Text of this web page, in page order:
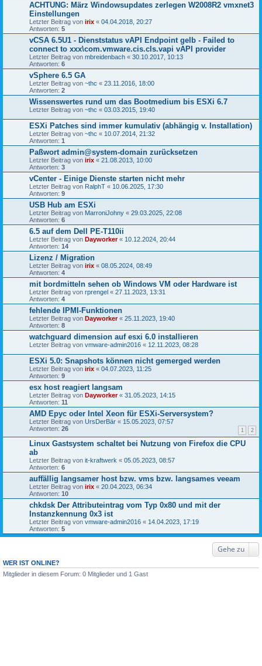
ACHTUNG: März Windowsupdates zerlegen W2008R2 vmxnet3
Einstellungen
Letzter Beitrag von irix « 04.04.2018, 20:27
Antworten: 5
vCSA 6.5U1 - Dienststatus vAPI Endpoint gelb - Failed to
connect to xxx\com.vmware.cis.cls.vapi vAPI provider
Letzter Beitrag von mbreidenbach « 30.10.2017, 10:13
Antworten: 6
vSphere 6.5 GA
Letzter Beitrag von ~thc « 23.11.2016, 18:00
Antworten: 2
Wissenswertes rund um das Bootmedium bis ESXi 6.7
Letzter Beitrag von ~thc « 03.03.2015, 19:40
ESXi Patches sind immer kumulativ (abhängig v. Installation)
Letzter Beitrag von ~thc « 10.07.2014, 21:32
Antworten: 1
Paßwort admin@system-domain zurücksetzen
Letzter Beitrag von irix « 21.08.2013, 10:00
Antworten: 3
vCenter - Einige Dienste starten nicht mehr
Letzter Beitrag von RalphT « 10.06.2025, 17:30
Antworten: 9
USB Hub am ESXi
Letzter Beitrag von MarroniJohny « 29.03.2025, 22:08
Antworten: 6
6.5 auf dem Dell PE-T110ii
Letzter Beitrag von Dayworker« 10.12.2024, 20:44
Antworten: 14
Lizenz / Migration
Letzter Beitrag von irix « 08.05.2024, 08:49
Antworten: 4
mit bordmitteln sehen ob Windows VM oder Hardware ist
Letzter Beitrag von rprengel « 27.11.2023, 13:31
Antworten: 4
fehlende IPMI-Funktionen
Letzter Beitrag von Dayworker« 25.11.2023, 19:40
Antworten: 8
watchguard dimension auf esxi 6.0 installieren
Letzter Beitrag von vmware-admin2016 « 12.11.2023, 08:28
ESXi 5.0: Snapshots können nicht gemerged werden
Letzter Beitrag von irix « 04.07.2023, 11:25
Antworten: 9
esx host reagiert langsam
Letzter Beitrag von Dayworker« 31.05.2023, 14:15
Antworten: 11
AMD Epyc oder Intel Xeon für ESXi-Serversystem?
Letzter Beitrag von UrsDerBär « 15.05.2023, 07:57
Antworten: 26 1 2
Linux Gastsystem schaltet bei Nutzung von Firefox die CPU
ab
Letzter Beitrag von it-kraftwerk « 05.05.2023, 08:57
Antworten: 6
auffällig langsamer host bzw. vms bzw. langsames veeam
Letzter Beitrag von irix « 20.04.2023, 06:34
Antworten: 10
chkdsk Der Attributeintrag vom Typ 0x80 und mit der
Instanzkennung 0x3 ist
Letzter Beitrag von vmware-admin2016 « 14.04.2023, 17:19
Antworten: 5
Gehe zu
WER IST ONLINE?
Mitglieder in diesem Forum: 0 Mitglieder und 1 Gast